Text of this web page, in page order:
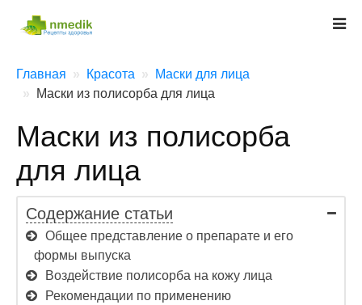
Главная Красота
Маски для лица
Маски из полисорба для лица
Маски из полисорба
для лица
Содержание статьи
Общее представление о препарате и его
формы выпуска
Воздействие полисорба на кожу лица
Рекомендации по применению